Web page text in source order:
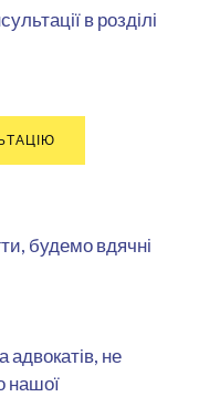
в розділі
будемо вдячні
не
нашої